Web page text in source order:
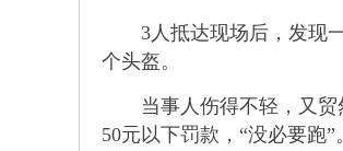
3人抵达现场后，发现一
个头盔。
当事人伤得不轻，又贸然
50元以下罚款，“没必要跑